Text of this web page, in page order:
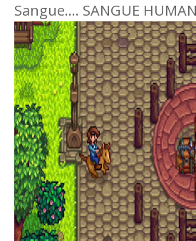
Sangue.... SANGUE